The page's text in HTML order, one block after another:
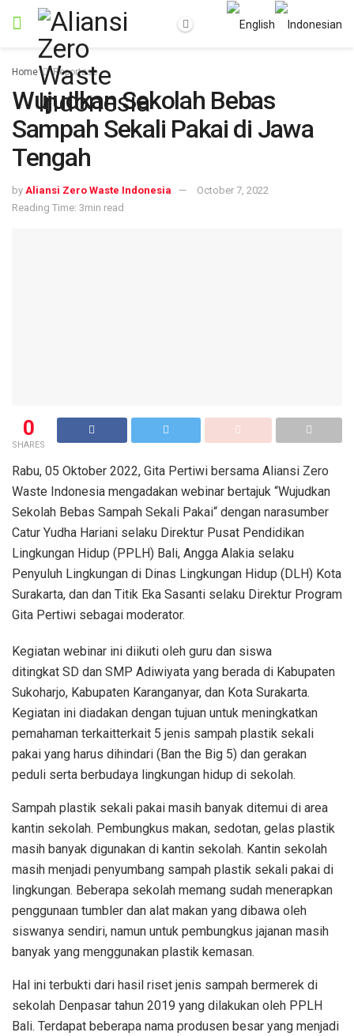
Home Reportase
Wujudkan Sekolah Bebas
Sampah Sekali Pakai di Jawa
Tengah
by Aliansi Zero Waste Indonesia
October 7, 2022
Reading Time: 3min read
0
SHARES
Rabu, 05 Oktober 2022, Gita Pertiwi bersama Aliansi Zero
Waste Indonesia mengadakan webinar bertajuk “Wujudkan
Sekolah Bebas Sampah Sekali Pakai“ dengan narasumber
Catur Yudha Hariani selaku Direktur Pusat Pendidikan
Lingkungan Hidup (PPLH) Bali, Angga Alakia selaku
Penyuluh Lingkungan di Dinas Lingkungan Hidup (DLH) Kota
Surakarta, dan dan Titik Eka Sasanti selaku Direktur Program
Gita Pertiwi sebagai moderator.
Kegiatan webinar ini diikuti oleh guru dan siswa
ditingkat SD dan SMP Adiwiyata yang berada di Kabupaten
Sukoharjo, Kabupaten Karanganyar, dan Kota Surakarta.
Kegiatan ini diadakan dengan tujuan untuk meningkatkan
pemahaman terkaitterkait 5 jenis sampah plastik sekali
pakai yang harus dihindari (Ban the Big 5) dan gerakan
peduli serta berbudaya lingkungan hidup di sekolah.
Sampah plastik sekali pakai masih banyak ditemui di area
kantin sekolah. Pembungkus makan, sedotan, gelas plastik
masih banyak digunakan di kantin sekolah. Kantin sekolah
masih menjadi penyumbang sampah plastik sekali pakai di
lingkungan. Beberapa sekolah memang sudah menerapkan
penggunaan tumbler dan alat makan yang dibawa oleh
siswanya sendiri, namun untuk pembungkus jajanan masih
banyak yang menggunakan plastik kemasan.
Hal ini terbukti dari hasil riset jenis sampah bermerek di
sekolah Denpasar tahun 2019 yang dilakukan oleh PPLH
Bali. Terdapat beberapa nama produsen besar yang menjadi